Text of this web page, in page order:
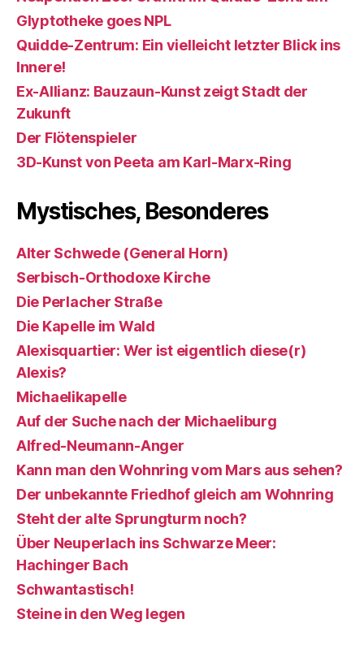
Glyptotheke goes NPL
Quidde-Zentrum: Ein vielleicht letzter Blick ins
Innere!
Ex-Allianz: Bauzaun-Kunst zeigt Stadt der
Zukunft
Der Flötenspieler
3D-Kunst von Peeta am Karl-Marx-Ring
Mystisches, Besonderes
Alter Schwede (General Horn)
Serbisch-Orthodoxe Kirche
Die Perlacher Straße
Die Kapelle im Wald
Alexisquartier: Wer ist eigentlich diese(r)
Alexis?
Michaelikapelle
Auf der Suche nach der Michaeliburg
Alfred-Neumann-Anger
Kann man den Wohnring vom Mars aus sehen?
Der unbekannte Friedhof gleich am Wohnring
Steht der alte Sprungturm noch?
Über Neuperlach ins Schwarze Meer:
Hachinger Bach
Schwantastisch!
Steine in den Weg legen